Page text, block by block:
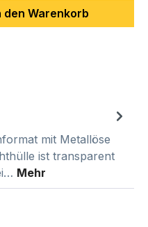
den
den Warenkorb
mit Metallöse
ist transparent
Mehr